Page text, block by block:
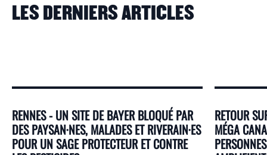
LES DERNIERS ARTICLES
RENNES - UN SITE DE BAYER BLOQUÉ PAR
DES PAYSAN·NES, MALADES ET RIVERAIN·ES
POUR UN SAGE PROTECTEUR ET CONTRE
RETOUR
MÉGA